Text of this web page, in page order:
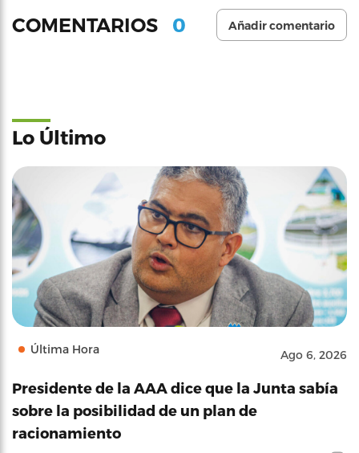
COMENTARIOS 0 Añadir comentario
Lo Último
Última Hora Ago 6, 2026
Presidente de la AAA dice que la Junta sabía
sobre la posibilidad de un plan de
racionamiento